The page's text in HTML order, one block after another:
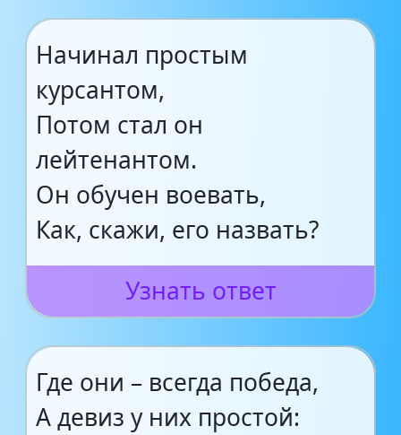
Начинал простым
курсантом,
Потом стал он
лейтенантом.
Он обучен воевать,
Как, скажи, его назвать?
Узнать ответ
Где они – всегда победа,
А девиз у них простой: